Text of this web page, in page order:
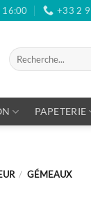
16:00 +33 2
Recherche
pour :
PAPETERIE
/ GÉMEAUX